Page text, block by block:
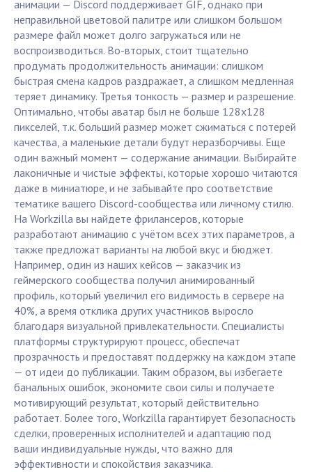
анимации — Discord поддерживает GIF, однако при
неправильной цветовой палитре или слишком большом
размере файл может долго загружаться или не
воспроизводиться. Во-вторых, стоит тщательно
продумать продолжительность анимации: слишком
быстрая смена кадров раздражает, а слишком медленная
теряет динамику. Третья тонкость — размер и разрешение.
Оптимально, чтобы аватар был не больше 128x128
пикселей, т.к. больший размер может сжиматься с потерей
качества, а маленькие детали будут неразборчивы. Еще
один важный момент — содержание анимации. Выбирайте
лаконичные и чистые эффекты, которые хорошо читаются
даже в миниатюре, и не забывайте про соответствие
тематике вашего Discord-сообщества или личному стилю.
На Workzilla вы найдете фрилансеров, которые
разработают анимацию с учётом всех этих параметров, а
также предложат варианты на любой вкус и бюджет.
Например, один из наших кейсов — заказчик из
геймерского сообщества получил анимированный
профиль, который увеличил его видимость в сервере на
40%, а время отклика других участников выросло
благодаря визуальной привлекательности. Специалисты
платформы структурируют процесс, обеспечат
прозрачность и предоставят поддержку на каждом этапе
— от идеи до публикации. Таким образом, вы избегаете
банальных ошибок, экономите свои силы и получаете
мотивирующий результат, который действительно
работает. Более того, Workzilla гарантирует безопасность
сделки, проверенных исполнителей и адаптацию под
ваши индивидуальные нужды, что важно для
эффективности и спокойствия заказчика.